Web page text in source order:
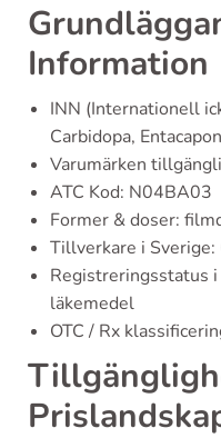
Information
INN (Internationell
Carbidopa,
Varumärken
ATC Kod: N04BA03
Former & doser:
Tillverkare i Sverige:
Registreringsstatus
läkemedel
OTC / Rx